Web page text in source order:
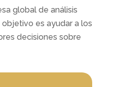
global de análisis
es ayudar a los
decisiones sobre